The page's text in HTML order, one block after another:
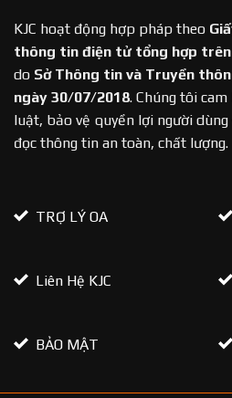
KJC hoạt động hợp pháp theo
thông tin điện tử tổng hợp
do Sở Thông tin và Truyền
ngày 30/07/2018. Chúng tôi
luật, bảo vệ quyền lợi người
đọc thông tin an toàn, chất lượng.
TRỢ LÝ OA
Liên Hệ KJC
BẢO MẬT